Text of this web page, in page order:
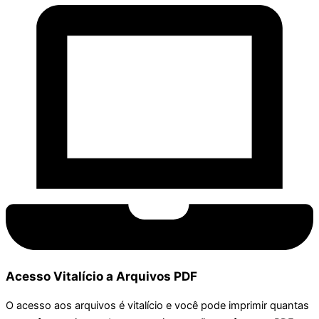
Acesso Vitalício a Arquivos PDF
O acesso aos arquivos é vitalício e você pode imprimir quantas